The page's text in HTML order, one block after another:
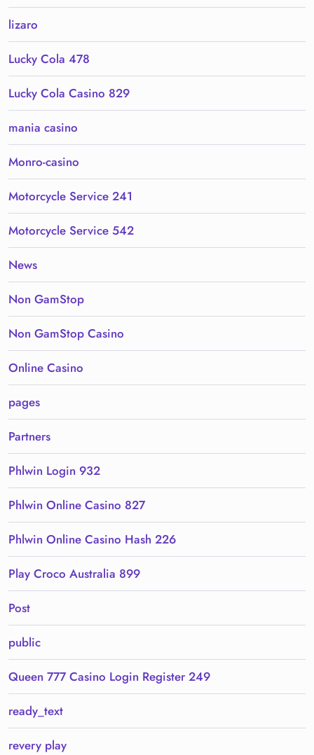
lizaro
Lucky Cola 478
Lucky Cola Casino 829
mania casino
Monro-casino
Motorcycle Service 241
Motorcycle Service 542
News
Non GamStop
Non GamStop Casino
Online Casino
pages
Partners
Phlwin Login 932
Phlwin Online Casino 827
Phlwin Online Casino Hash 226
Play Croco Australia 899
Post
public
Queen 777 Casino Login Register 249
ready_text
revery play